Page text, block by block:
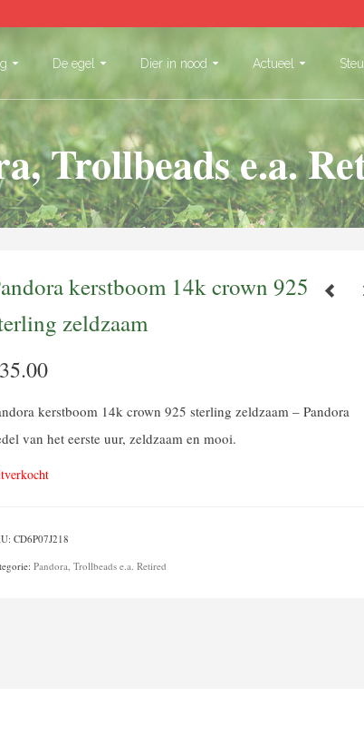
De egel Dier in nood Actueel
Trollbeads e.a.
kerstboom 14k crown 925
zeldzaam
35.00
kerstboom 14k crown 925 sterling zeldzaam – Pandora
van het eerste uur, zeldzaam en mooi.
CD6P07J218
Pandora, Trollbeads e.a. Retired